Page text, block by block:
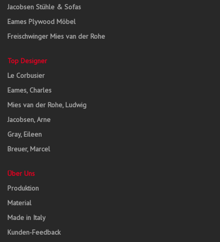
Jacobsen Stühle & Sofas
Eames Plywood Möbel
Freischwinger Mies van der Rohe
Top Designer
Le Corbusier
Eames, Charles
Mies van der Rohe, Ludwig
Jacobsen, Arne
Gray, Eileen
Breuer, Marcel
Über Uns
Produktion
Material
Made in Italy
Kunden-Feedback